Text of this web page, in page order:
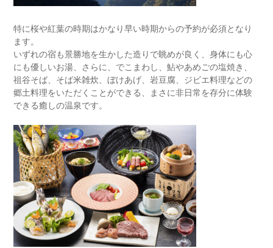
特に桜や紅葉の時期はかなり早い時期からの予約が必須となり
ます。
いずれの宿も景勝地を生かした造りで眺めが良く、身体にも心
にも優しいお湯、さらに、でこまわし、鮎やあめごの塩焼き、
祖谷そば、そば米雑炊、ぼけあげ、岩豆腐、ジビエ料理などの
郷土料理をいただくことができる、まさに非日常を存分に体験
できる癒しの温泉です。